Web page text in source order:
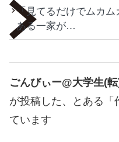
「見てるだけでムカム
ある一家が…
ごんびぃー@大学生(
が投稿した、とある「
ています